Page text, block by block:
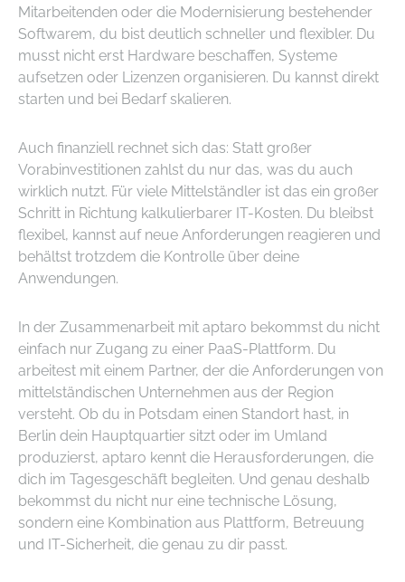
Mitarbeitenden oder die Modernisierung bestehender
Softwarem, du bist deutlich schneller und flexibler. Du
musst nicht erst Hardware beschaffen, Systeme
aufsetzen oder Lizenzen organisieren. Du kannst direkt
starten und bei Bedarf skalieren.
Auch finanziell rechnet sich das: Statt großer
Vorabinvestitionen zahlst du nur das, was du auch
wirklich nutzt. Für viele Mittelständler ist das ein großer
Schritt in Richtung kalkulierbarer IT-Kosten. Du bleibst
flexibel, kannst auf neue Anforderungen reagieren und
behältst trotzdem die Kontrolle über deine
Anwendungen.
In der Zusammenarbeit mit aptaro bekommst du nicht
einfach nur Zugang zu einer PaaS-Plattform. Du
arbeitest mit einem Partner, der die Anforderungen von
mittelständischen Unternehmen aus der Region
versteht. Ob du in Potsdam einen Standort hast, in
Berlin dein Hauptquartier sitzt oder im Umland
produzierst, aptaro kennt die Herausforderungen, die
dich im Tagesgeschäft begleiten. Und genau deshalb
bekommst du nicht nur eine technische Lösung,
sondern eine Kombination aus Plattform, Betreuung
und IT-Sicherheit, die genau zu dir passt.